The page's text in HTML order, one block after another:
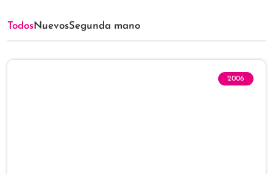
TodosNuevosSegunda mano
2006